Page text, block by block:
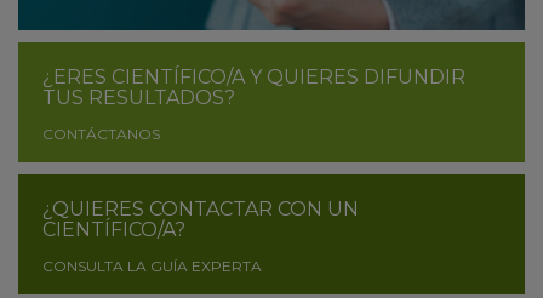
¿ERES CIENTÍFICO/A Y QUIERES DIFUNDIR
TUS RESULTADOS?
CONTÁCTANOS
¿QUIERES CONTACTAR CON UN
CIENTÍFICO/A?
CONSULTA LA GUÍA EXPERTA